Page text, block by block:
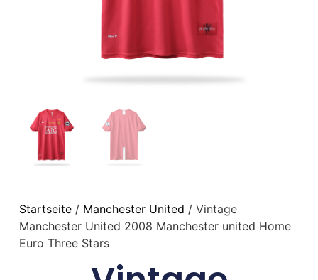
Startseite/ Manchester United / Vintage
Manchester United 2008 Manchester united Home
Euro Three Stars